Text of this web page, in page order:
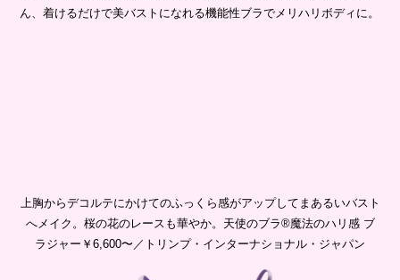
ん、着けるだけで美バストになれる機能性ブラでメリハリボディに。
上胸からデコルテにかけてのふっくら感がアップしてまあるいバスト
へメイク。桜の花のレースも華やか。天使のブラ®魔法のハリ感 ブ
ラジャー￥6,600〜／トリンプ・インターナショナル・ジャパン